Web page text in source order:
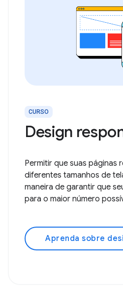
CURSO
Design
Permitir que suas páginas
diferentes tamanhos de
maneira de garantir que
para o maior número